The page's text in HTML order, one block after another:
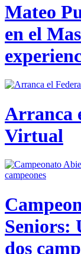
Mateo
en el
Arranca
Virtual
Seniors:
dos